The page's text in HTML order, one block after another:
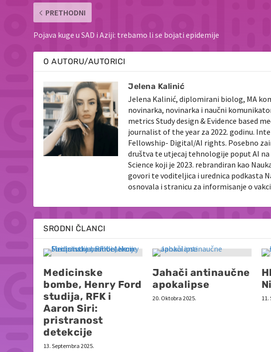
PRETHODNI
Pojava kuge u SAD i Aziji: trebamo li se bojati epidemije
O AUTORU/AUTORICI
Jelena Kalinić
Jelena Kalinić, diplomirani biolog, MA
novinarka, novinarka i naučni
metrics Study design & Evidence based
journalist of the year za 2022. godinu.
Fellowship- Digital/AI rights. Posebno
društva te utjecaj tehnologije poput AI
Science koji je 2023. rebrandiran kao
govori te voditeljica i urednica podkasta
osnovala i stranicu za informisanje o
SRODNI ČLANCI
Medicinske
bombe, Henry Ford
studija, RFK i
Aaron Siri:
pristranost
detekcije
13. Septembra 2025.
Jahači antinaučne
apokalipse
20. Oktobra 2025. 11.